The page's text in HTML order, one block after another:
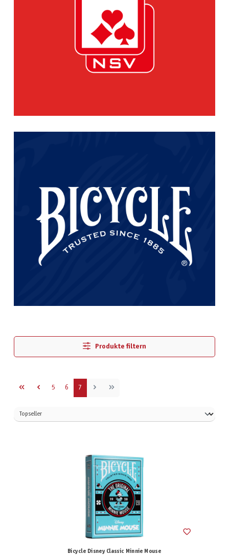
Produkte filtern
Seite
5 Seite
6 Seite
7
Bicycle Disney Classic Minnie Mouse